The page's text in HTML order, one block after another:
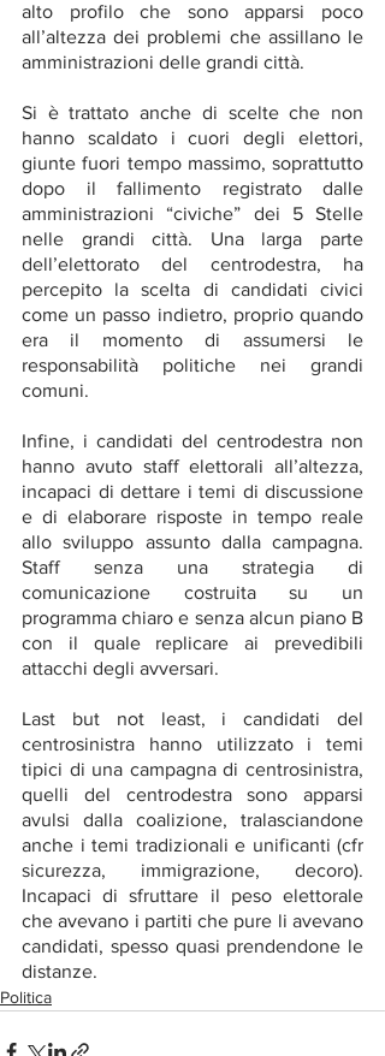
alto profilo che sono apparsi poco
all’altezza dei problemi che assillano le
amministrazioni delle grandi città.
Si è trattato anche di scelte che non
hanno scaldato i cuori degli elettori,
giunte fuori tempo massimo, soprattutto
dopo il fallimento registrato dalle
amministrazioni “civiche” dei 5 Stelle
nelle grandi città. Una larga parte
dell’elettorato del centrodestra, ha
percepito la scelta di candidati civici
come un passo indietro, proprio quando
era il momento di assumersi le
responsabilità politiche nei grandi
comuni.
Infine, i candidati del centrodestra non
hanno avuto staff elettorali all’altezza,
incapaci di dettare i temi di discussione
e di elaborare risposte in tempo reale
allo sviluppo assunto dalla campagna.
Staff senza una strategia di
comunicazione costruita su un
programma chiaro e senza alcun piano B
con il quale replicare ai prevedibili
attacchi degli avversari.
Last but not least, i candidati del
centrosinistra hanno utilizzato i temi
tipici di una campagna di centrosinistra,
quelli del centrodestra sono apparsi
avulsi dalla coalizione, tralasciandone
anche i temi tradizionali e unificanti (cfr
sicurezza, immigrazione, decoro).
Incapaci di sfruttare il peso elettorale
che avevano i partiti che pure li avevano
candidati, spesso quasi prendendone le
distanze.
Politica